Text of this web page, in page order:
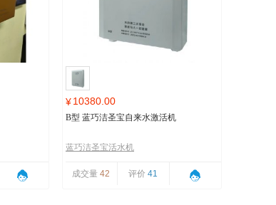
¥10380.00
B型 蓝巧洁圣宝自来水激活机
蓝巧洁圣宝活水机
成交量42 评价41